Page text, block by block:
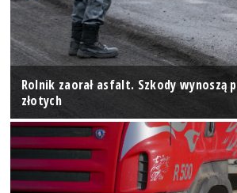
Rolnik zaorał asfalt. Szkody wynoszą
złotych